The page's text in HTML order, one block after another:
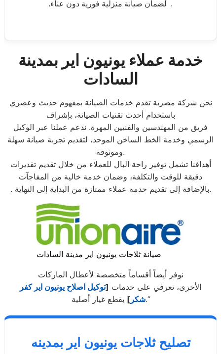
. لضمان صيانة منزلية فورية دون عناء.
خدمة عملاء يونيون اير بمدينة
السادات
نحن شركة مصرية تقدم خدمات الصيانة بمفهوم حديث وعصري
باستخدام أحدث تقنيات الصيانة، بإشراف
فريق من المهندسين والفنيين المهرة. ندعم عملنا عبر الوكيل
الرسمي وخدمة الخط الساخن الموحد، لتقديم تجربة صيانة سهلة
وموثوقة.
أهدافنا تشمل توفير راحة البال للعملاء من خلال تقديم تقديرات
دقيقة للوقت والتكلفة، وضمان خدمة خالية من المفاجآت
. بالإضافة إلى تقديم خدمة عملاء ممتازة من البداية إلى النهاية.
صيانة ثلاجات يونيون اير مدينة السادات
نوفر أيضاً أقساماً متخصصة لأعطال الماركات
الأخرى، تعرفي على خدمات [توكيل اصلاح يونيون اير كفر
شكر ] بقطع غيار أصلية.”
تصليح ثلاجات يونيون اير بمدينه